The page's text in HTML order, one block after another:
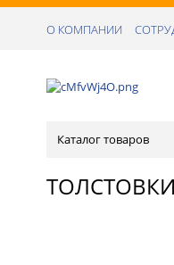
О КОМПАНИИ
Каталог товаров